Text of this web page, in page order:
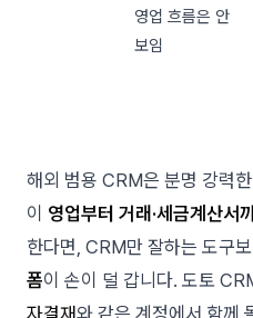
영업 흐름은 안
보임
해외 범용 CRM은 분명 강력
이 영업부터 거래·세금계산서
한다면, CRM만 잘하는 도구
폼이 손이 덜 갑니다. 도토
자결재와 같은 계정에서 함께